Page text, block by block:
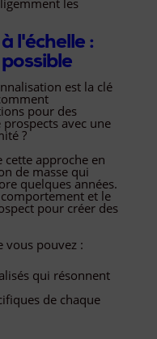
les
l'échelle :
est la clé
pour des
avec une
?
approche en
de masse qui
quelques années.
et le
pour créer des
vous pouvez :
qui résonnent
de chaque